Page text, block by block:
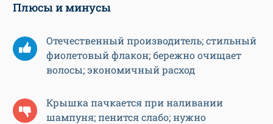
Плюсы и минусы
Отечественный производитель; стильный
фиолетовый флакон; бережно очищает
волосы; экономичный расход
Крышка пачкается при наливании
шампуня; пенится слабо; нужно